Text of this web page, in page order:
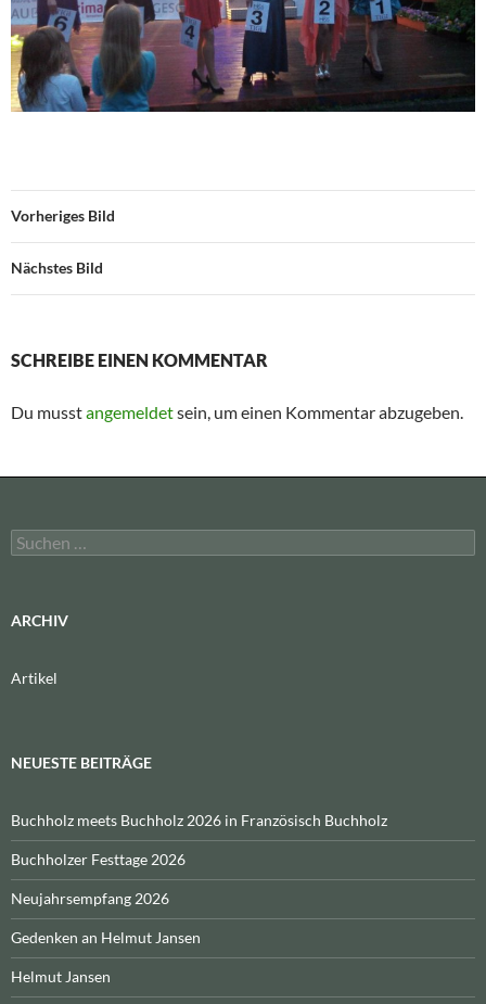
Vorheriges Bild
Nächstes Bild
SCHREIBE EINEN KOMMENTAR
Du musstangemeldetsein, um einen Kommentar abzugeben.
Suchen
nach:
ARCHIV
Artikel
NEUESTE BEITRÄGE
Buchholz meets Buchholz 2026 in Französisch Buchholz
Buchholzer Festtage 2026
Neujahrsempfang 2026
Gedenken an Helmut Jansen
Helmut Jansen